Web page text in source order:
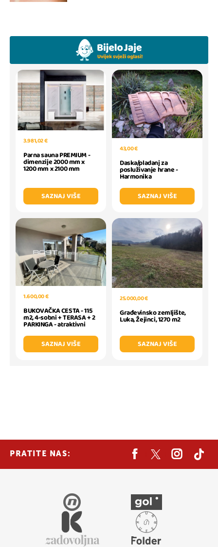
3.981,02 €
Parna sauna PREMIUM -
dimenzije 2000 mm x
1200 mm x 2100 mm
SAZNAJ VIŠE
43,00 €
Daska/pladanj za
posluživanje hrane -
Harmonika
SAZNAJ VIŠE
1.600,00 €
BUKOVAČKA CESTA - 115
m2, 4-sobni + TERASA + 2
PARKINGA - atraktivni
SAZNAJ VIŠE
25.000,00 €
Građevinsko zemljište,
Luka, Žejinci, 1270 m2
SAZNAJ VIŠE
PRATITE NAS: